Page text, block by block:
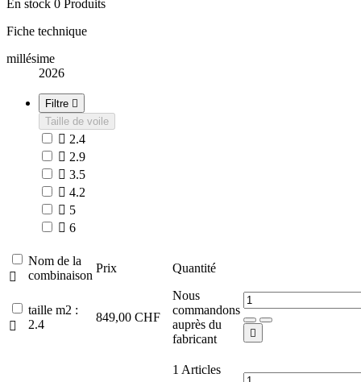
En stock 0 Produits
Fiche technique
millésime
2026
Filtre 
Taille de voile
 2.4
 2.9
 3.5
 4.2
 5
 6

Nom de la
combinaison
Prix Quantité

taille m2 :
2.4
849,00 CHF
Nous
commandons
auprès du
fabricant

1 Articles